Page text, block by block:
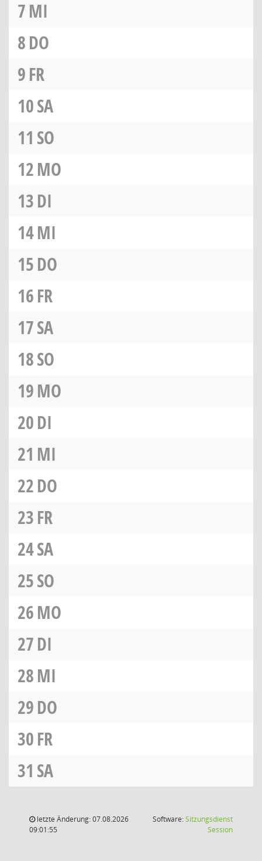
7MI
8DO
9FR
10SA
11 SO
12MO
13DI
14MI
15DO
16FR
17SA
18SO
19MO
20DI
21 MI
22DO
23FR
24SA
25SO
26MO
27DI
28MI
29DO
30FR
31 SA
letzte Änderung: 07.08.2026
09:01:55
Software:Sitzungsdienst
Session(Wird in